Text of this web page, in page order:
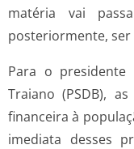
matéria vai
posteriormente,
Para o presidente
Traiano (PSDB),
financeira à
imediata desses